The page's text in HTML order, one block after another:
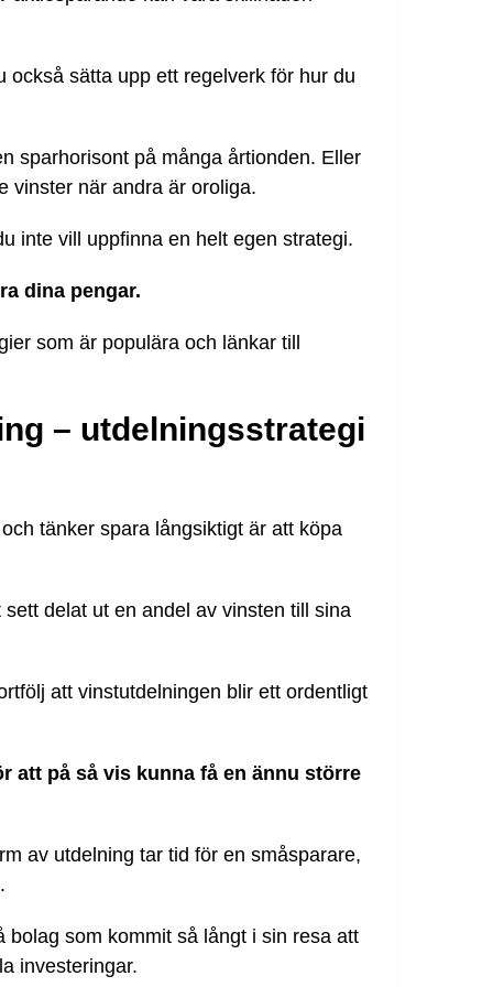
sätta upp ett regelverk för hur du
sparhorisont på många årtionden. Eller
vinster när andra är oroliga.
inte vill uppfinna en helt egen strategi.
dina pengar.
som är populära och länkar till
– utdelningsstrategi
tänker spara långsiktigt är att köpa
delat ut en andel av vinsten till sina
att vinstutdelningen blir ett ordentligt
att på så vis kunna få en ännu större
av utdelning tar tid för en småsparare,
som kommit så långt i sin resa att
investeringar.